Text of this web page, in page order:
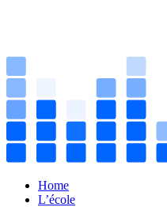
Home
L’école